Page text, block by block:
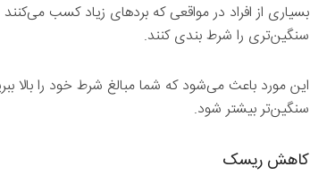
بسیاری از افراد در مواقعی که بردهای زیاد کسب
سنگین‌تری را شرط بندی کنند.
این مورد باعث می‌شود که شما مبالغ شرط خود را بالا
سنگین‌تر بیشتر شود.
کاهش ریسک